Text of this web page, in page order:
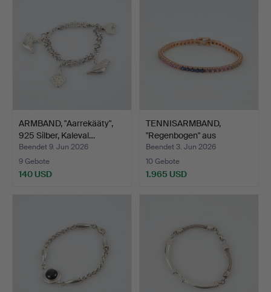
ARMBAND, "Aarrekääty",
925 Silber, Kaleval…
Beendet 9. Jun 2026
9 Gebote
140 USD
TENNISARMBAND,
"Regenbogen" aus
mehrfarbig…
Beendet 3. Jun 2026
10 Gebote
1.965 USD